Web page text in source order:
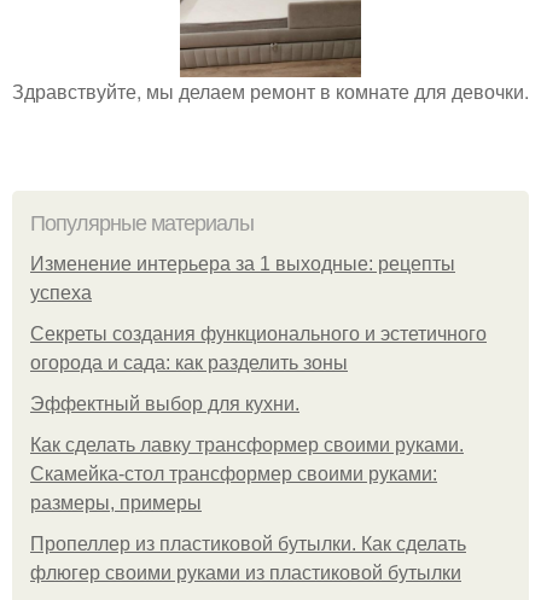
Здравствуйте, мы делаем ремонт в комнате для девочки.
Популярные материалы
Изменение интерьера за 1 выходные: рецепты
успеха
Секреты создания функционального и эстетичного
огорода и сада: как разделить зоны
Эффектный выбор для кухни.
Как сделать лавку трансформер своими руками.
Скамейка-стол трансформер своими руками:
размеры, примеры
Пропеллер из пластиковой бутылки. Как сделать
флюгер своими руками из пластиковой бутылки